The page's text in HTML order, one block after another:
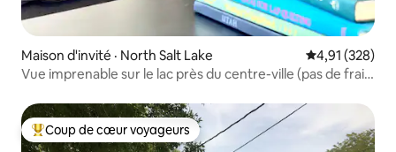
Maison d'invité · North Salt Lake Note
4,91 (328)
Vue imprenable sur le lac près du centre-ville (pas de frais
Coup de cœur voyageurs parmi les plus aimés
Coup de cœur voyageurs